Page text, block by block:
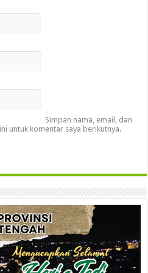
Simpan nama, email, dan
untuk komentar saya berikutnya.